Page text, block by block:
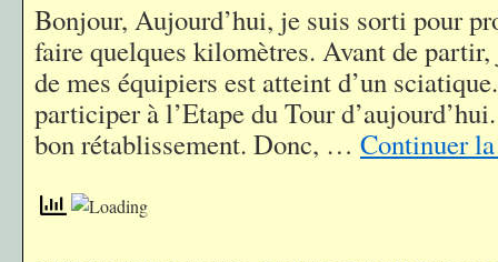
Bonjour, Aujourd’hui, je suis sorti pour
faire quelques kilomètres. Avant de partir,
de mes équipiers est atteint d’un
participer à l’Etape du Tour
bon rétablissement. Donc, … Continuer